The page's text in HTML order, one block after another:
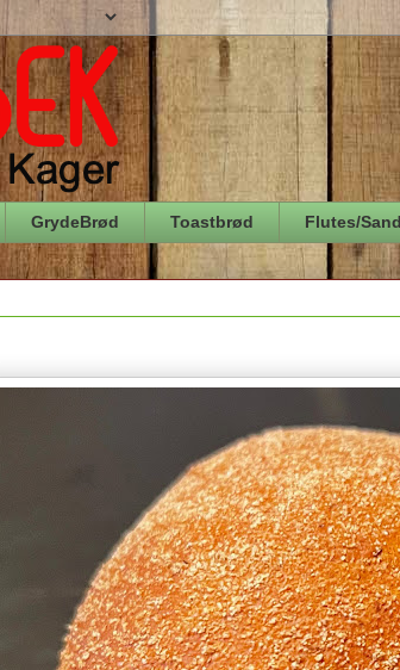
GrydeBrød Toastbrød Flutes/